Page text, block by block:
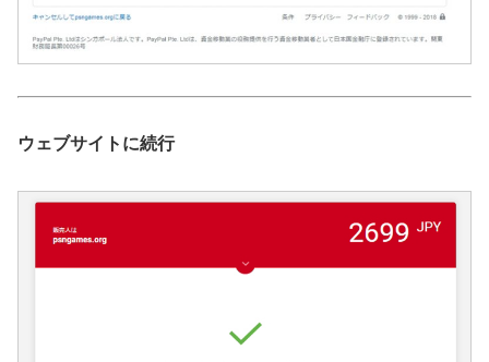
ウェブサイトに続行